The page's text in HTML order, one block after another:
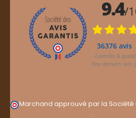
Marchand approuvé par la Société
.